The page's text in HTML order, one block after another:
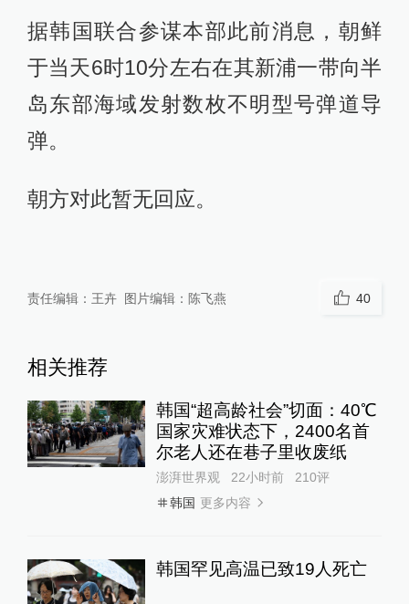
据韩国联合参谋本部此前消息，朝鲜
于当天6时10分左右在其新浦一带向半
岛东部海域发射数枚不明型号弹道导
弹。
朝方对此暂无回应。
责任编辑： 王卉 图片编辑： 陈飞燕 40
相关推荐
韩国“超高龄社会”切面：40℃
国家灾难状态下，2400名首
尔老人还在巷子里收废纸
澎湃世界观 22小时前 210评
韩国 更多内容
韩国罕见高温已致19人死亡